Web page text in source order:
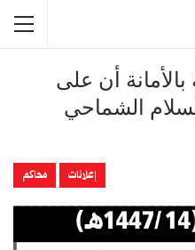
أن على
الشماحي
إعلانات محاكم